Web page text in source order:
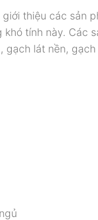
thiệu các sản
tính này. Các
gạch lát nền,